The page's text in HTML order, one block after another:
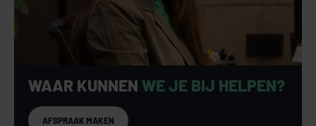
WAAR KUNNEN WE JE BIJ HELPEN?
AFSPRAAK MAKEN